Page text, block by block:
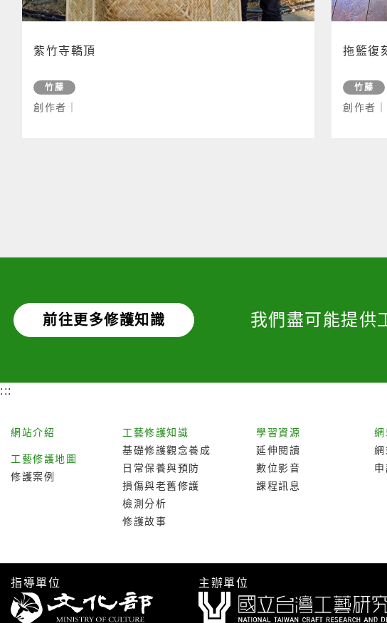
紫竹寺轎頂
竹藤
創作者｜
拖籃復
竹藤
創作者｜
前往更多修護知識 我們盡可能提供
:::
網站介紹
工藝修護地圖
修護案例
工藝修護知識
基礎修護觀念養成
日常保養與預防
損傷與老舊修護
檢測分析
修護故事
學習資源
延伸閱讀
數位影音
課程訊息
網
網
指導單位 主辦單位